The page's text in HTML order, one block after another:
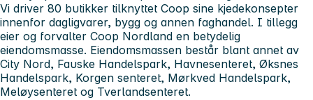
Vi driver 80 butikker tilknyttet Coop sine kjedekonsepter
innenfor dagligvarer, bygg og annen faghandel. I tillegg
eier og forvalter Coop Nordland en betydelig
eiendomsmasse. Eiendomsmassen består blant annet av
City Nord, Fauske Handelspark, Havnesenteret, Øksnes
Handelspark, Korgen senteret, Mørkved Handelspark,
Meløysenteret og Tverlandsenteret.